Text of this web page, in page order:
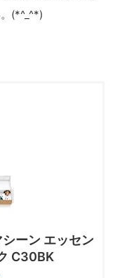
(*^_^*)
ーン エッセン
C30BK